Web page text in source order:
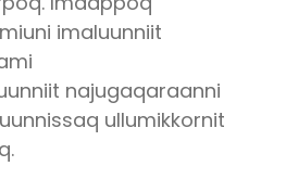
imaluunniit
najugaqaraanni
ullumikkornit